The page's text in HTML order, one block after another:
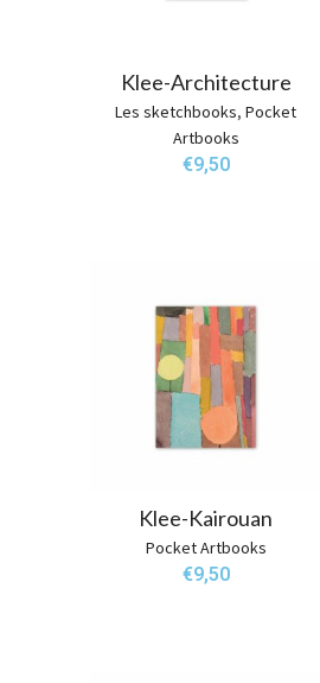
Klee-Architecture
Les sketchbooks, Pocket
Artbooks
€9,50
Klee-Kairouan
Pocket Artbooks
€9,50